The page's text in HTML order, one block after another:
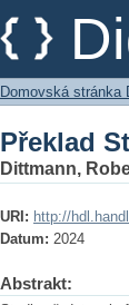
Překlad
Domovská stránka
Překlad
Dittmann,
URI: http://
Datum: 2024
Abstrakt: